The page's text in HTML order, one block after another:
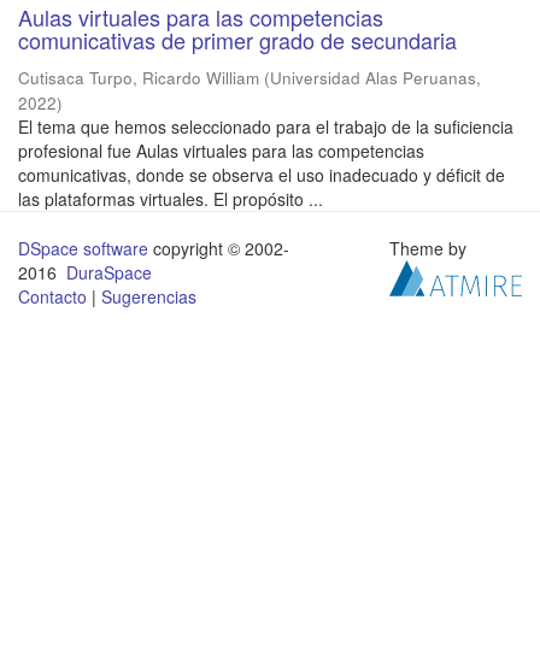
Aulas virtuales para las competencias
comunicativas de primer grado de secundaria
Cutisaca Turpo, Ricardo William (Universidad Alas Peruanas,
2022)
El tema que hemos seleccionado para el trabajo de la suficiencia
profesional fue Aulas virtuales para las competencias
comunicativas, donde se observa el uso inadecuado y déficit de
las plataformas virtuales. El propósito ...
DSpace software copyright © 2002-
2016 DuraSpace
Contacto | Sugerencias
Theme by